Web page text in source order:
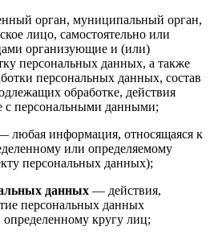
орган, муниципальный орган,
лицо, самостоятельно или
организующие и (или)
персональных данных, а также
персональных данных, состав
обработке, действия
с персональными данными;
любая информация, относящаяся к
или определяемому
персональных данных);
данных — действия,
персональных данных
кругу лиц;